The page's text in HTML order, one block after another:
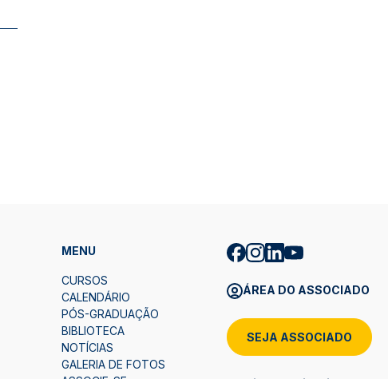
MENU
CURSOS
CALENDÁRIO
PÓS-GRADUAÇÃO
BIBLIOTECA
NOTÍCIAS
GALERIA DE FOTOS
ÁREA DO ASSOCIADO
SEJA ASSOCIADO